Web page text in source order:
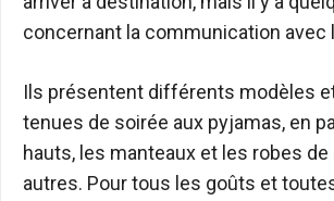
concernant la communication avec
Ils présentent différents modèles
tenues de soirée aux pyjamas, en
hauts, les manteaux et les robes de
autres. Pour tous les goûts et